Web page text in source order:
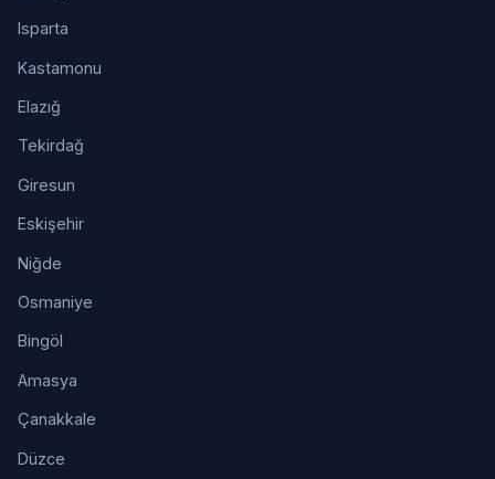
Isparta
Kastamonu
Elazığ
Tekirdağ
Giresun
Eskişehir
Niğde
Osmaniye
Bingöl
Amasya
Çanakkale
Düzce